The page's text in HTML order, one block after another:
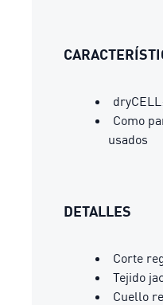
Como
usados
DETALLES
Corte
Tejido
Cuello